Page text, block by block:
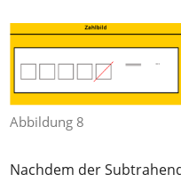
Abbildung 8
Nachdem der